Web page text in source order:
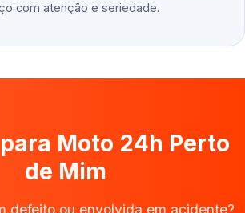
com atenção e seriedade.
Moto 24h Perto
de Mim
defeito ou envolvida em acidente?